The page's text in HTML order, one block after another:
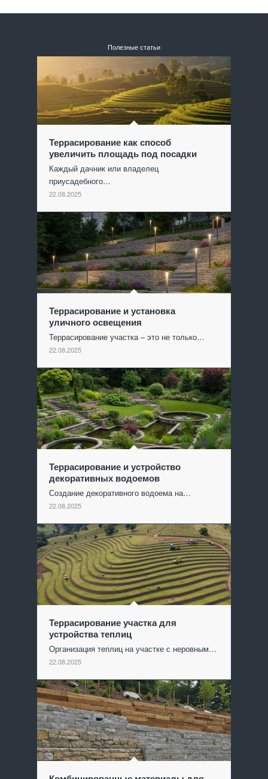
Полезные статьи
Террасирование как способ
увеличить площадь под посадки
Каждый дачник или владелец
приусадебного…
22.08.2025
Террасирование и установка
уличного освещения
Террасирование участка – это не только…
22.08.2025
Террасирование и устройство
декоративных водоемов
Создание декоративного водоема на…
22.08.2025
Террасирование участка для
устройства теплиц
Организация теплиц на участке с неровным…
22.08.2025